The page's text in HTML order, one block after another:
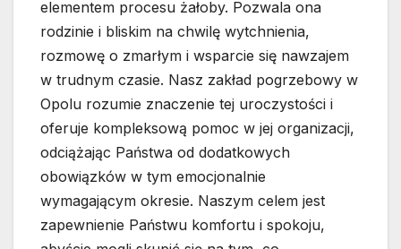
elementem procesu żałoby. Pozwala ona
rodzinie i bliskim na chwilę wytchnienia,
rozmowę o zmarłym i wsparcie się nawzajem
w trudnym czasie. Nasz zakład pogrzebowy w
Opolu rozumie znaczenie tej uroczystości i
oferuje kompleksową pomoc w jej organizacji,
odciążając Państwa od dodatkowych
obowiązków w tym emocjonalnie
wymagającym okresie. Naszym celem jest
zapewnienie Państwu komfortu i spokoju,